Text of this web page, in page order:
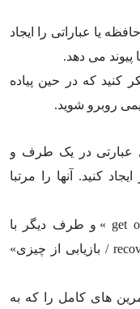
یا عباراتی را ایجاد
پیوند می دهد.
کنید که در حین پیاده
روبرو شوید.
عبارتی در یک طرف و
کنید. آنها را مرتبا
get » و طرف دیگر با
/ بازیابی از چیزی»
های کامل را که به